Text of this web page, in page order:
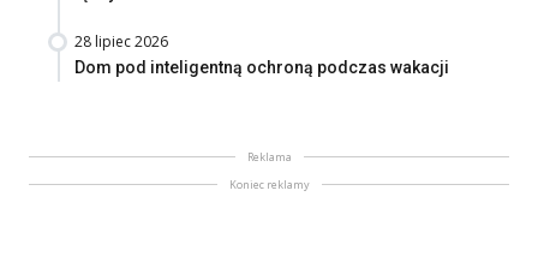
28 lipiec 2026
Dom pod inteligentną ochroną podczas wakacji
Reklama
Koniec reklamy